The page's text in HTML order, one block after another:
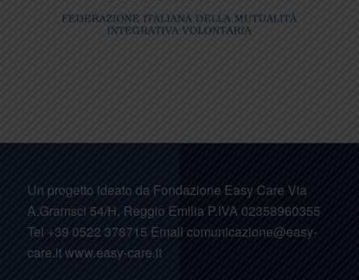
Un progetto ideato da Fondazione Easy Care Via
A.Gramsci 54/H, Reggio Emilia P.IVA 02358960355
Tel +39 0522 378715 Email comunicazione@easy-
care.it www.easy-care.it